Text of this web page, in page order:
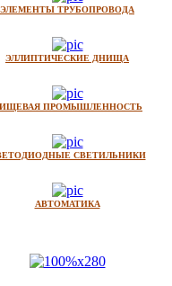
ЭЛЕМЕНТЫ ТРУБОПРОВОДА
ЭЛЛИПТИЧЕСКИЕ ДНИЩА
ПРОМЫШЛЕННОСТЬ
СВЕТИЛЬНИКИ
АВТОМАТИКА